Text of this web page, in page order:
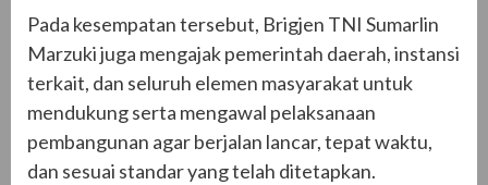
Pada kesempatan tersebut, Brigjen TNI Sumarlin
Marzuki juga mengajak pemerintah daerah, instansi
terkait, dan seluruh elemen masyarakat untuk
mendukung serta mengawal pelaksanaan
pembangunan agar berjalan lancar, tepat waktu,
dan sesuai standar yang telah ditetapkan.